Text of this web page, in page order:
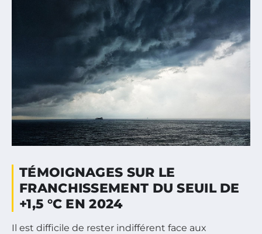
TÉMOIGNAGES SUR LE
FRANCHISSEMENT DU SEUIL DE
+1,5 °C EN 2024
Il est difficile de rester indifférent face aux